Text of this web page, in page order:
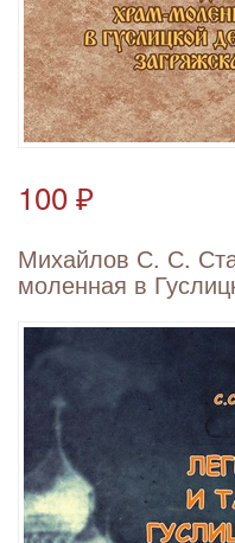
100 ₽
Михайлов С. С.
моленная в